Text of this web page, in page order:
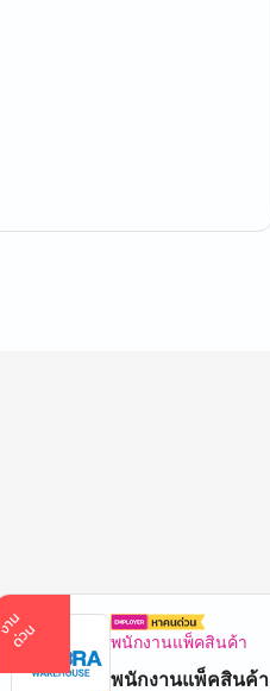
ง
า
น
ด่
ว
น พนักงานแพ็คสินค้า
พนักงานแพ็คสินค้า